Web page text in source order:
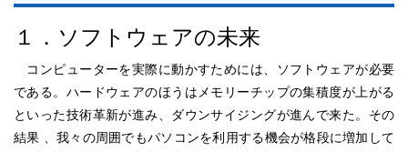
１．ソフトウェアの未来
コンピューターを実際に動かすためには、ソフトウェアが必要
である。ハードウェアのほうはメモリーチップの集積度が上がる
といった技術革新が進み、ダウンサイジングが進んで来た。その
結果 、我々の周囲でもパソコンを利用する機会が格段に増加して